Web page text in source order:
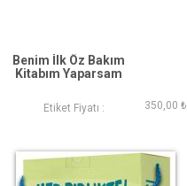
Benim İlk Öz Bakım
Kitabım Yaparsam
Etiket Fiyatı : 350,00 ₺